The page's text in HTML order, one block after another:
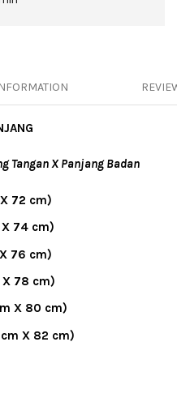
Tangan X Panjang Badan
72 cm)
74 cm)
76 cm)
X 78 cm)
X 80 cm)
X 82 cm)